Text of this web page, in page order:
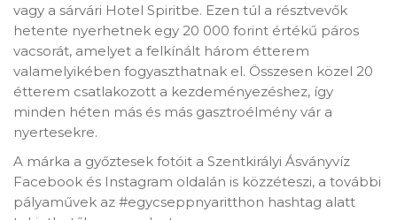
vagy a sárvári Hotel Spiritbe. Ezen túl a résztvevők
hetente nyerhetnek egy 20 000 forint értékű páros
vacsorát, amelyet a felkínált három étterem
valamelyikében fogyaszthatnak el. Összesen közel 20
étterem csatlakozott a kezdeményezéshez, így
minden héten más és más gasztroélmény vár a
nyertesekre.
A márka a győztesek fotóit a Szentkirályi Ásványvíz
Facebook és Instagram oldalán is közzéteszi, a további
pályaművek az #egycseppnyaritthon hashtag alatt